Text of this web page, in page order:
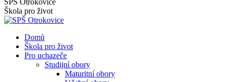
SPŠ Otrokovice
Škola pro život
Domů
Škola pro život
Pro uchazeče
Studijní obory
Maturitní obory